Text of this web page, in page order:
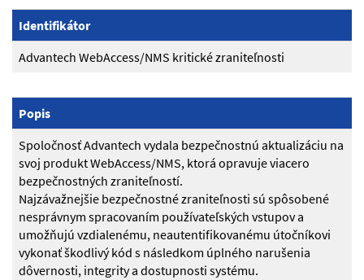
Identifikátor
Advantech WebAccess/NMS kritické zraniteľnosti
Popis
Spoločnosť Advantech vydala bezpečnostnú aktualizáciu na
svoj produkt WebAccess/NMS, ktorá opravuje viacero
bezpečnostných zraniteľností.
Najzávažnejšie bezpečnostné zraniteľnosti sú spôsobené
nesprávnym spracovaním používateľských vstupov a
umožňujú vzdialenému, neautentifikovanému útočníkovi
vykonať škodlivý kód s následkom úplného narušenia
dôvernosti, integrity a dostupnosti systému.